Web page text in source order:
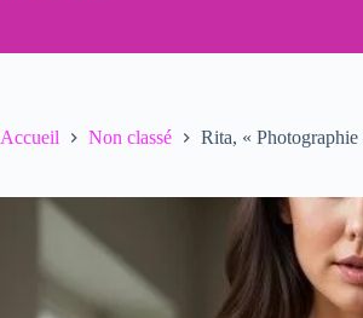
Accueil Non classé Rita, «